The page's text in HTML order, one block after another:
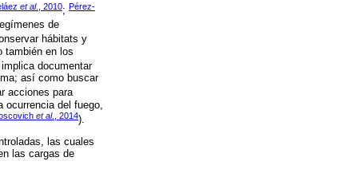
et al., 2010; Pérez-
de
hábitats y
también en los
documentar
así como buscar
acciones para
del fuego,
et al., 2014).
las cuales
las cargas de